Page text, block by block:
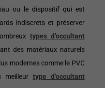
ou le dispositif qui est
indiscrets et préserver
types d’occultant
des matériaux naturels
modernes comme le PVC
meilleur type d’occultant